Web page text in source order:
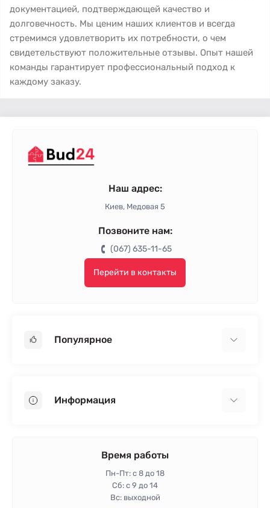
документацией, подтверждающей качество и
долговечность. Мы ценим наших клиентов и всегда
стремимся удовлетворить их потребности, о чем
свидетельствуют положительные отзывы. Опыт нашей
команды гарантирует профессиональный подход к
каждому заказу.
Наш адрес:
Киев, Медовая 5
Позвоните нам:
(067) 635-11-65
Перейти в контакты
Популярное
Пенопласт
Информация
Политика конфиденциальности
Время работы
Пн-Пт: с 8 до 18
Сб: с 9 до 14
Вс: выходной